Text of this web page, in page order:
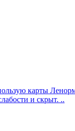
карты
и скрыт. ..